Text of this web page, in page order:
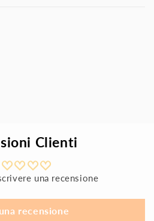
Clienti
una recensione
recensione